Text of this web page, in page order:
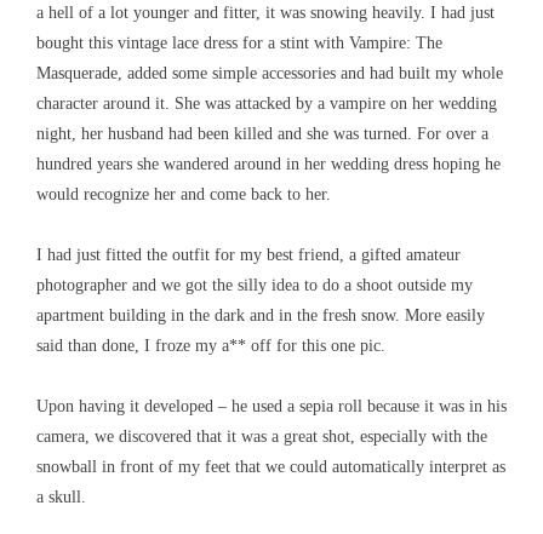
a hell of a lot younger and fitter, it was snowing heavily. I had just
bought this vintage lace dress for a stint with Vampire: The
Masquerade, added some simple accessories and had built my whole
character around it. She was attacked by a vampire on her wedding
night, her husband had been killed and she was turned. For over a
hundred years she wandered around in her wedding dress hoping he
would recognize her and come back to her.
I had just fitted the outfit for my best friend, a gifted amateur
photographer and we got the silly idea to do a shoot outside my
apartment building in the dark and in the fresh snow. More easily
said than done, I froze my a** off for this one pic.
Upon having it developed – he used a sepia roll because it was in his
camera, we discovered that it was a great shot, especially with the
snowball in front of my feet that we could automatically interpret as
a skull.